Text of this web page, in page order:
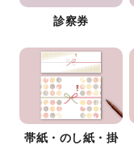
診察券
帯紙・のし紙・掛